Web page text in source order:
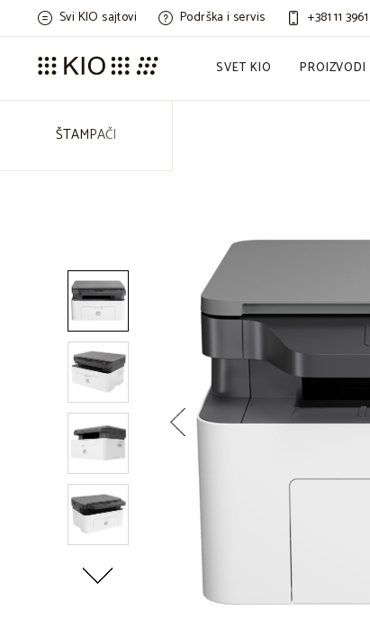
Svi KIO sajtovi Podrška i servis +381 11
SVET KIO PROIZVODI
ŠTAMPAČI